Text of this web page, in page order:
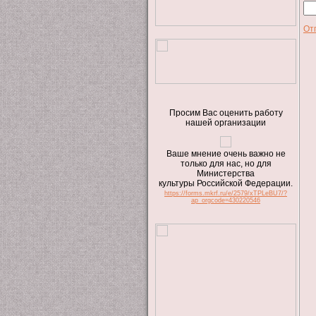
Просим Вас оценить работу
нашей организации
Ваше мнение очень важно не
только для нас, но для
Министерства
культуры Российской Федерации.
https://forms.mkrf.ru/e/2579/xTPLeBU7/?
ap_orgcode=430220546